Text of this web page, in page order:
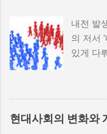
내전 발
의 저서
있게 다
정치적
내전의
한 교훈
위험 정
현대사회의 변화와